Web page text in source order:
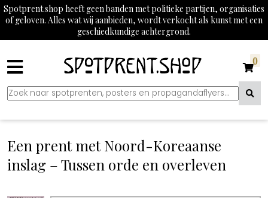
Spotprent.shop heeft geen banden met politieke partijen, organisaties
of geloven. Alles wat wij aanbieden, wordt verkocht als kunst met een
geschiedkundige achtergrond.
0
Een prent met Noord-Koreaanse
inslag – Tussen orde en overleven